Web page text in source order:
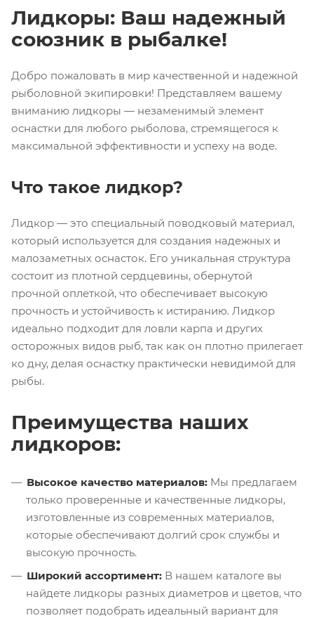
Лидкоры: Ваш надежный
союзник в рыбалке!
Добро пожаловать в мир качественной и надежной
рыболовной экипировки! Представляем вашему
вниманию лидкоры — незаменимый элемент
оснастки для любого рыболова, стремящегося к
максимальной эффективности и успеху на воде.
Что такое лидкор?
Лидкор — это специальный поводковый материал,
который используется для создания надежных и
малозаметных оснасток. Его уникальная структура
состоит из плотной сердцевины, обернутой
прочной оплеткой, что обеспечивает высокую
прочность и устойчивость к истиранию. Лидкор
идеально подходит для ловли карпа и других
осторожных видов рыб, так как он плотно прилегает
ко дну, делая оснастку практически невидимой для
рыбы.
Преимущества наших
лидкоров:
Высокое качество материалов: Мы предлагаем
только проверенные и качественные лидкоры,
изготовленные из современных материалов,
которые обеспечивают долгий срок службы и
высокую прочность.
Широкий ассортимент: В нашем каталоге вы
найдете лидкоры разных диаметров и цветов, что
позволяет подобрать идеальный вариант для